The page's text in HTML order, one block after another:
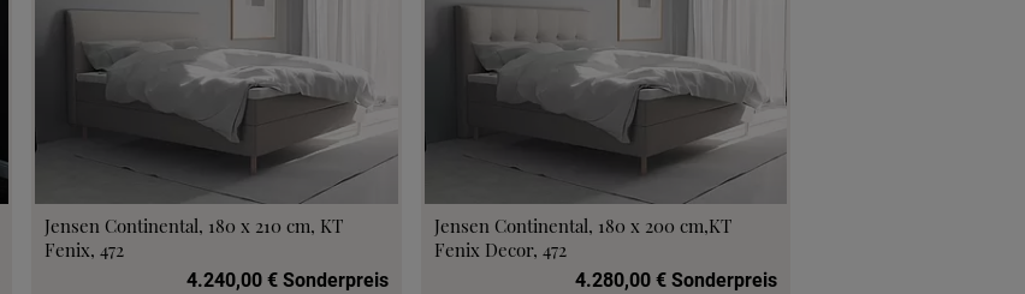
Jensen Continental, 180 x 210 cm, KT
Fenix, 472
4.240,00 € Sonderpreis
Jensen Continental, 180 x 200 cm,KT
Fenix Decor, 472
4.280,00 € Sonderpreis